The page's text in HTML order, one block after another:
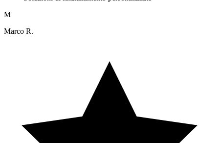
M
Marco R.